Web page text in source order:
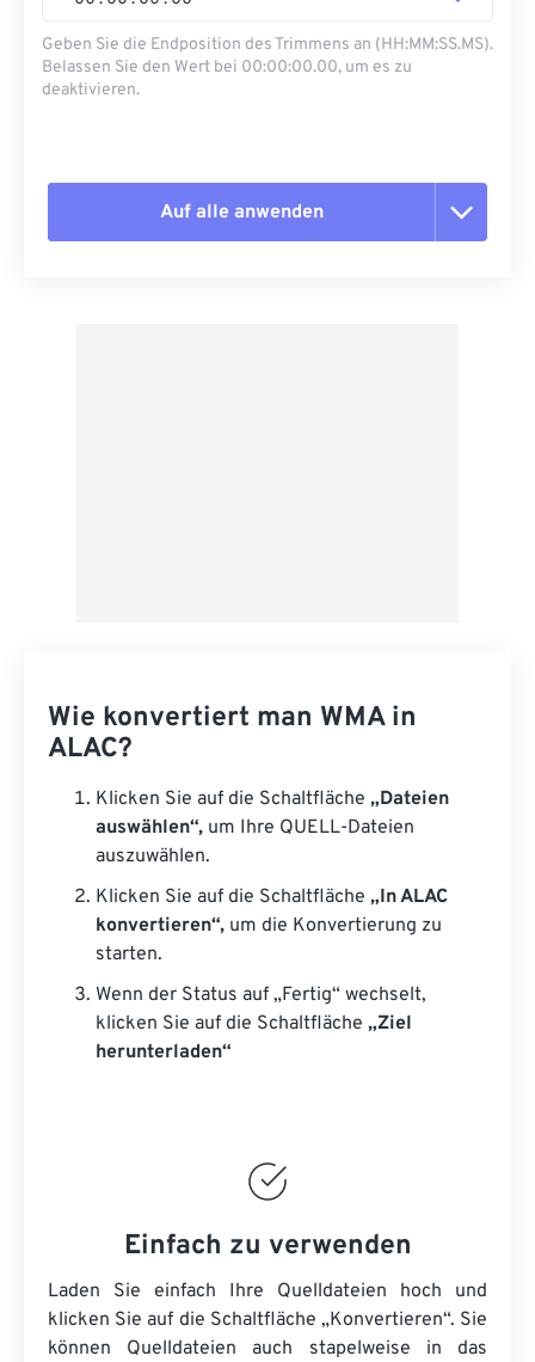
Geben Sie die Endposition des Trimmens an (HH:MM:SS.MS).
Belassen Sie den Wert bei 00:00:00.00, um es zu
deaktivieren.
Auf alle anwenden
Wie konvertiert man WMA in
ALAC?
Klicken Sie auf die Schaltfläche „Dateien
auswählen“, um Ihre QUELL-Dateien
auszuwählen.
Klicken Sie auf die Schaltfläche „In ALAC
konvertieren“, um die Konvertierung zu
starten.
Wenn der Status auf „Fertig“ wechselt,
klicken Sie auf die Schaltfläche „Ziel
herunterladen“
Einfach zu verwenden
Laden Sie einfach Ihre Quelldateien hoch und
klicken Sie auf die Schaltfläche „Konvertieren“. Sie
können Quelldateien auch stapelweise in das